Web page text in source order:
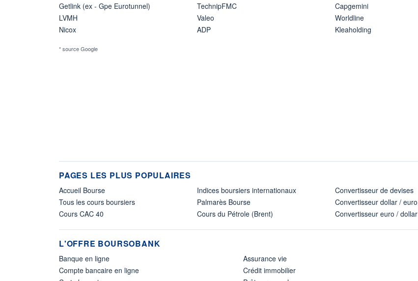
Getlink (ex - Gpe Eurotunnel)
LVMH
Nicox
TechnipFMC
Valeo
ADP
Capgemini
Worldline
Kleaholding
* source Google
PAGES LES PLUS POPULAIRES
Accueil Bourse
Tous les cours boursiers
Cours CAC 40
Indices boursiers internationaux
Palmarès Bourse
Cours du Pétrole (Brent)
Convertisseur de devises
Convertisseur dollar / euro
Convertisseur euro / dollar
L'OFFRE BOURSOBANK
Banque en ligne
Compte bancaire en ligne
Assurance vie
Crédit immobilier